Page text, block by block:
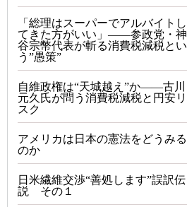
「総理はスーパーでアルバイトし
てきた方がいい」――参政党・神
谷宗幣代表が斬る消費税減税とい
う”愚策”
自維政権は“天城越え”か――古川
元久氏が問う消費税減税と円安リ
スク
アメリカは日本の憲法をどうみる
のか
日米繊維交渉“善処します”誤訳伝
説 その１